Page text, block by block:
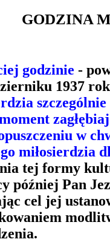
GODZINA
godzinie -
1937
w
miłosierdzia
tej formy
później Pan
cel jej